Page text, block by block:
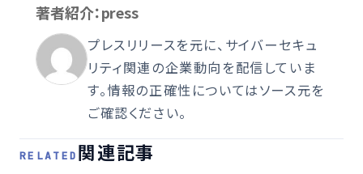
著者紹介：press
プレスリリースを元に、サイバーセキュ
リティ関連の企業動向を配信していま
す。情報の正確性についてはソース元を
ご確認ください。
RELATED 関連記事